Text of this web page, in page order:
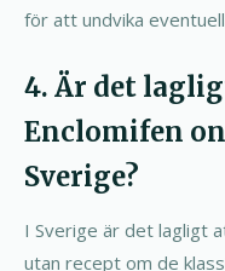
för att undvika
4. Är det
Enclomifen
Sverige?
I Sverige är det lagligt
utan recept om de